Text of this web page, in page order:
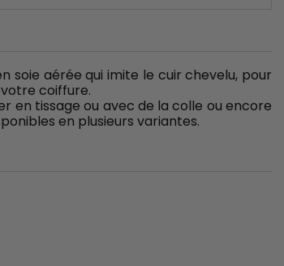
soie aérée qui imite le cuir chevelu, pour
coiffure.
en tissage ou avec de la colle ou encore
en plusieurs variantes.